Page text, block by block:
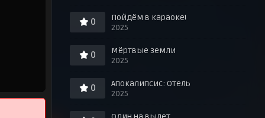
0 Пойдём в караоке!
2025
0 Мёртвые земли
2025
0 Апокалипсис: Отель
2025